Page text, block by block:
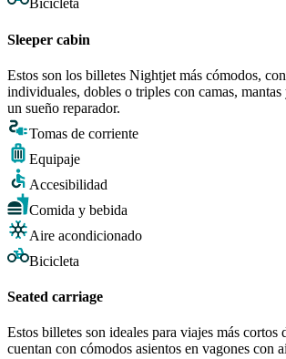
Bicicleta
Sleeper cabin
Estos son los billetes Nightjet más cómodos,
individuales, dobles o triples con camas, mantas
un sueño reparador.
Tomas de corriente
Equipaje
Accesibilidad
Comida y bebida
Aire acondicionado
Bicicleta
Seated carriage
Estos billetes son ideales para viajes más cortos
cuentan con cómodos asientos en vagones con